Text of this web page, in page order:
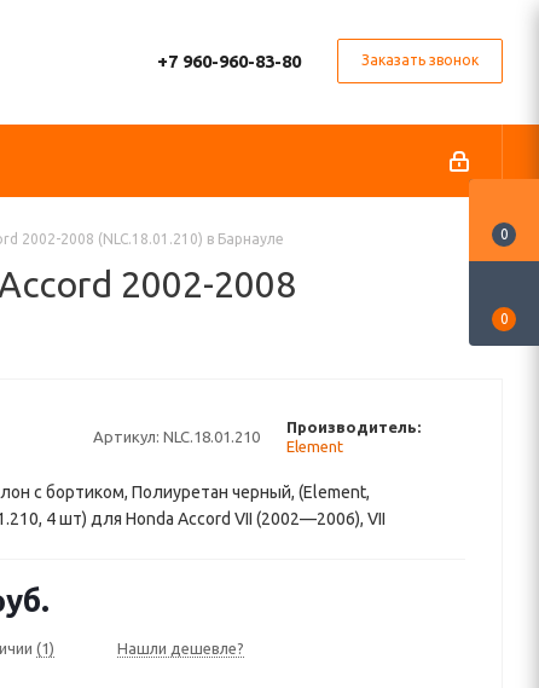
+7 960-960-83-80 Заказать звонок
2002-2008 (NLC.18.01.210) в Барнауле
2002-2008
Артикул: NLC.18.01.210
Производитель:
Element
с бортиком, Полиуретан черный, (Element,
4 шт) для Honda Accord VII (2002—2006), VII
(1) Нашли дешевле?
0
0